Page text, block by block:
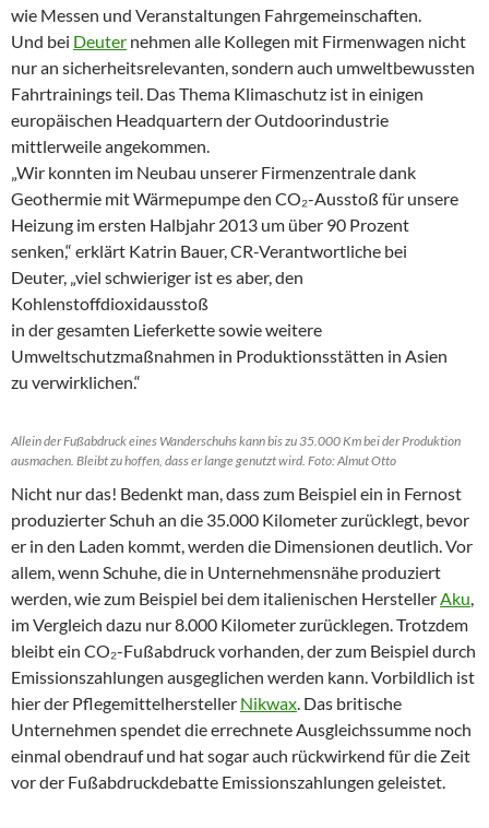
wie Messen und Veranstaltungen Fahrgemeinschaften.
Und bei Deuter nehmen alle Kollegen mit Firmenwagen nicht
nur an sicherheitsrelevanten, sondern auch umweltbewussten
Fahrtrainings teil. Das Thema Klimaschutz ist in einigen
europäischen Headquartern der Outdoorindustrie
mittlerweile angekommen.
„Wir konnten im Neubau unserer Firmenzentrale dank
Geothermie mit Wärmepumpe den CO₂-Ausstoß für unsere
Heizung im ersten Halbjahr 2013 um über 90 Prozent
senken,“ erklärt Katrin Bauer, CR-Verantwortliche bei
Deuter, „viel schwieriger ist es aber, den
Kohlenstoffdioxidausstoß
in der gesamten Lieferkette sowie weitere
Umweltschutzmaßnahmen in Produktionsstätten in Asien
zu verwirklichen.“
Allein der Fußabdruck eines Wanderschuhs kann bis zu 35.000 Km bei der Produktion
ausmachen. Bleibt zu hoffen, dass er lange genutzt wird. Foto: Almut Otto
Nicht nur das! Bedenkt man, dass zum Beispiel ein in Fernost
produzierter Schuh an die 35.000 Kilometer zurücklegt, bevor
er in den Laden kommt, werden die Dimensionen deutlich. Vor
allem, wenn Schuhe, die in Unternehmensnähe produziert
werden, wie zum Beispiel bei dem italienischen HerstellerAku,
im Vergleich dazu nur 8.000 Kilometer zurücklegen. Trotzdem
bleibt ein CO₂-Fußabdruck vorhanden, der zum Beispiel durch
Emissionszahlungen ausgeglichen werden kann. Vorbildlich ist
hier der Pflegemittelhersteller Nikwax. Das britische
Unternehmen spendet die errechnete Ausgleichssumme noch
einmal obendrauf und hat sogar auch rückwirkend für die Zeit
vor der Fußabdruckdebatte Emissionszahlungen geleistet.